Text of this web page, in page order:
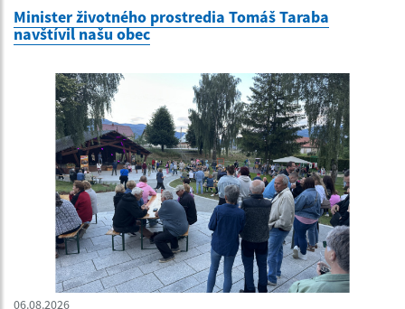
Minister životného prostredia Tomáš Taraba
navštívil našu obec
06.08.2026